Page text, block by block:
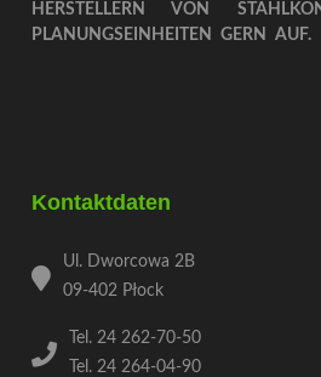
HERSTELLERN VON
PLANUNGSEINHEITEN GERN AUF.
Kontaktdaten
Ul. Dworcowa 2B
09-402 Płock
Tel. 24 262-70-50
Tel. 24 264-04-90